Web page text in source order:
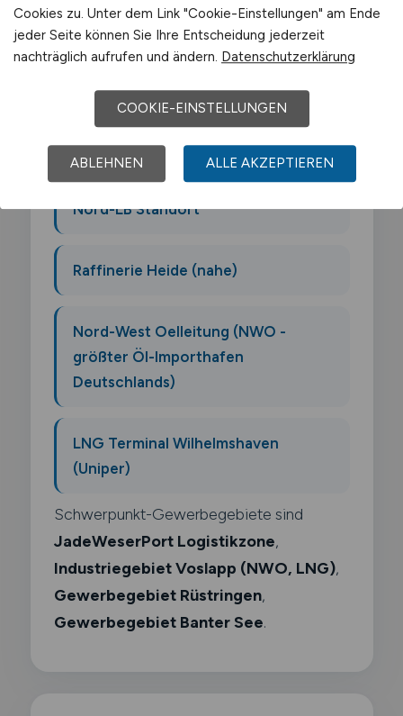
Der Arbeitsmarkt für Mechaniker für Reifen
und Raeder Technik in Wilhelmshaven wird
von folgenden Arbeitgebern geprägt:
JadeWeserPort Betreiber
(Eurogate)
Nord-LB Standort
Raffinerie Heide (nahe)
Nord-West Oelleitung (NWO -
größter Öl-Importhafen
Deutschlands)
LNG Terminal Wilhelmshaven
(Uniper)
Schwerpunkt-Gewerbegebiete sind
JadeWeserPort Logistikzone,
Industriegebiet Voslapp (NWO, LNG),
Gewerbegebiet Rüstringen,
Gewerbegebiet Banter See.
Cookies zu. Unter dem Link "Cookie-Einstellungen" am Ende
jeder Seite können Sie Ihre Entscheidung jederzeit
nachträglich aufrufen und ändern. Datenschutzerklärung
COOKIE-EINSTELLUNGEN
ABLEHNEN ALLE AKZEPTIEREN